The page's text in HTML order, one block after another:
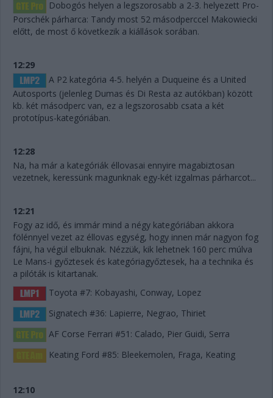
Dobogós helyen a legszorosabb a 2-3. helyezett Pro-
Porschék párharca: Tandy most 52 másodperccel Makowiecki
előtt, de most ő következik a kiállások sorában.
12:29
A P2 kategória 4-5. helyén a Duqueine és a United
Autosports (jelenleg Dumas és Di Resta az autókban) között
kb. két másodperc van, ez a legszorosabb csata a két
prototípus-kategóriában.
12:28
Na, ha már a kategóriák éllovasai ennyire magabiztosan
vezetnek, keressünk magunknak egy-két izgalmas párharcot...
12:21
Fogy az idő, és immár mind a négy kategóriában akkora
fölénnyel vezet az éllovas egység, hogy innen már nagyon fog
fájni, ha végül elbuknak. Nézzük, kik lehetnek 160 perc múlva
Le Mans-i győztesek és kategóriagyőztesek, ha a technika és
a pilóták is kitartanak.
Toyota #7: Kobayashi, Conway, Lopez
Signatech #36: Lapierre, Negrao, Thiriet
AF Corse Ferrari #51: Calado, Pier Guidi, Serra
Keating Ford #85: Bleekemolen, Fraga, Keating
12:10